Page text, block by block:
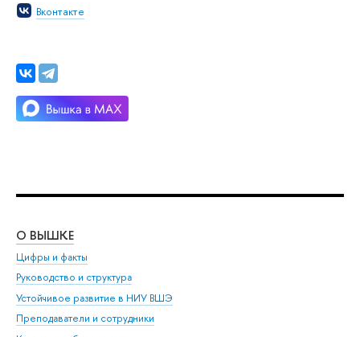
Вконтакте
О ВЫШКЕ
Цифры и факты
Руководство и структура
Устойчивое развитие в НИУ ВШЭ
Преподаватели и сотрудники